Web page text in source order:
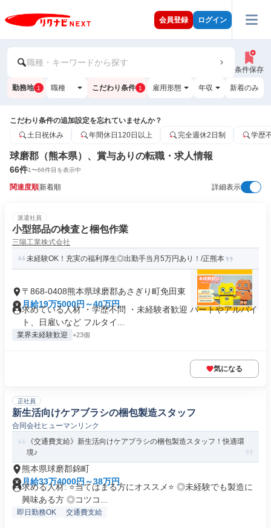
会員登録 ログイン
職種・キーワードから探す
条件保存
勤務地 1 職種 こだわり条件 1 雇用形態 年収 新着のみ
こだわり条件の追加設定を忘れていませんか？
土日祝休み
年間休日120日以上 完全週休2日制 学歴
球磨郡（熊本県）、賞与ありの転職・求人情報
66件1〜66件目を表示中
関連度順新着順 詳細表示
派遣社員
小型部品の検査と梱包作業
三陽工業株式会社
未経験OK！充実の福利厚生◎出勤手当月5万円あり！/正熊本
〒868-0408熊本県球磨郡あさぎり町免田東
月給19万5000円～40万円
求めている人材 ・学歴不問 ・未経験者歓迎 パートやアルバイ
ト、日雇いなど フルタイ...
業界未経験歓迎 +23個
気になる
正社員
新生活向けケアブラシの梱包製造スタッフ
合同会社ヒューマンリンク
《交通費支給》新生活向けケアブラシの梱包製造スタッフ！快適環
境♪
熊本県球磨郡錦町
月給33万4000円～38万円
求める人材: ⭐️当てはまる方にオススメ⭐️ ◎未経験でも製造に
興味ある方 ◎コツコ...
即日勤務OK 交通費支給